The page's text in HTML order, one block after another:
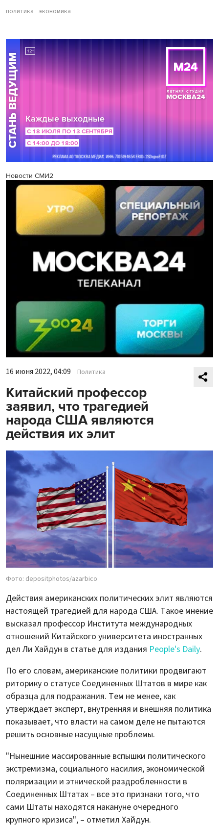
политика экономика
Новости СМИ2
16 июня 2022, 04:09 Политика
Китайский профессор
заявил, что трагедией
народа США являются
действия их элит
Фото: depositphotos/azarbico
Действия американских политических элит являются
настоящей трагедией для народа США. Такое мнение
высказал профессор Института международных
отношений Китайского университета иностранных
дел Ли Хайдун в статье для издания People's Daily.
По его словам, американские политики продвигают
риторику о статусе Соединенных Штатов в мире как
образца для подражания. Тем не менее, как
утверждает эксперт, внутренняя и внешняя политика
показывает, что власти на самом деле не пытаются
решить основные насущные проблемы.
"Нынешние массированные вспышки политического
экстремизма, социального насилия, экономической
поляризации и этнической раздробленности в
Соединенных Штатах – все это признаки того, что
сами Штаты находятся накануне очередного
крупного кризиса", – отметил Хайдун.